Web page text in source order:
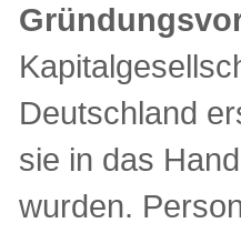
Deutschland
sie in das
wurden.